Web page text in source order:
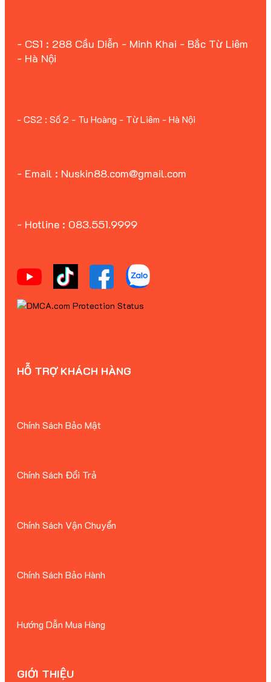
- CS1 : 288 Cầu Diễn - Minh Khai - Bắc Từ Liêm
- Hà Nội
- Email : Nuskin88.com@gmail.com
- Hotline : 083.551.9999
- CS2 : Số 2 - Tu Hoàng - Từ Liêm - Hà Nội
HỖ TRỢ KHÁCH HÀNG
Chính Sách Bảo Mật
Chính Sách Đổi Trả
Chính Sách Vận Chuyển
Chính Sách Bảo Hành
Hướng Dẫn Mua Hàng
GIỚI THIỆU